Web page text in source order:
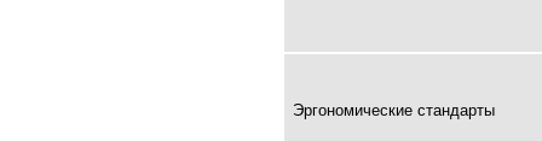
Эргономические стандарты